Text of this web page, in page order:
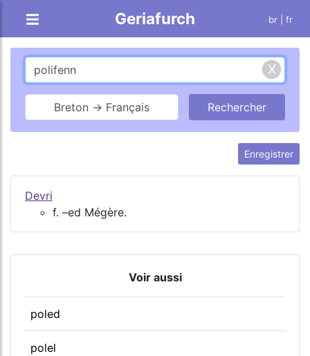
Geriafurch br | fr
Breton → Français
Enregistrer
Devri
f. –ed Mégère.
Voir aussi
poled
polel